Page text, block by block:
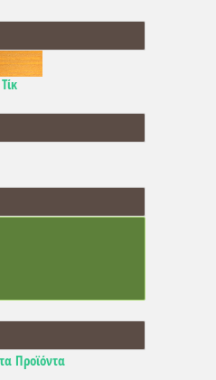
Τίκ
Προϊόντα